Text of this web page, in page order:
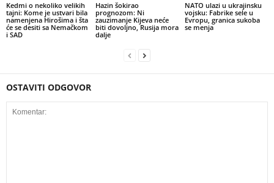
Kedmi o nekoliko velikih
tajni: Kome je ustvari bila
namenjena Hirošima i šta
će se desiti sa Nemačkom
i SAD
Hazin šokirao
prognozom: Ni
zauzimanje Kijeva neće
biti dovoljno, Rusija mora
dalje
NATO ulazi u ukrajinsku
vojsku: Fabrike sele u
Evropu, granica sukoba
se menja
OSTAVITI ODGOVOR